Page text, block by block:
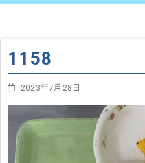
1158
2023年7月28日